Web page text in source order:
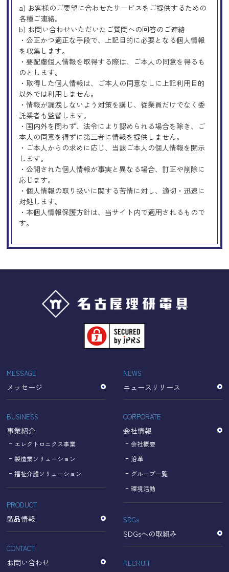
a) お客様のご要望に合わせたサービスをご提供するための
各種ご連絡。
b) お問い合わせいただいたご質問への回答のご連絡
・公正かつ適正な手段で、上記目的に必要となる個人情報
を収集します。
・要配慮個人情報を取得する際は、ご本人の同意を得るも
のとします。
・取得した個人情報は、ご本人の同意なしに上記利用目的
以外では利用しません。
・情報が漏洩しないよう対策を講じ、従業員だけでなく委
託業者も監督します。
・国内外を問わず、法令により認められる場合を除き、ご
本人の同意を得ずに第三者に情報を提供しません。
・ご本人からの求めに応じ、当該ご本人の個人情報を開示
します。
・公開された個人情報が事実と異なる場合、訂正や削除に
応じます。
・個人情報の取り扱いに関する苦情に対し、適切・迅速に
対処します。
・本個人情報保護方針は、当サイト内で適用されるもので
す。
Googleアナリティクスの使用につい
当サイトでは、より良いサービスの提供、またユーザビリ
ティの向上のため、Googleアナリティクスを使用し、当サ
イトの利用状況などのデータ収集及び解析を行っておりま
す。その際、「Cookie」を通じて、Googleがお客様のIPア
ドレスなどの情報を収集する場合がありますが、
「Cookie」で収集される情報は個人を特定できるものでは
収集されたデータはGoogleのプライバシーポリシーにおい
て管理されます。
なお、当サイトのご利用をもって、上述の方法・目的にお
いてGoogle及び当サイトが行うデータ処理に関し、お客様
【Googleのプライバシーポリシー】
https://policies.google.com/privacy?hl=ja
https://policies.google.com/technologies/partner-sites?
hl=ja
個人情報に関するお問い合わせ窓口
名古屋理研電具株式会社
TEL：052-833-1248
MESSAGE
メッセージ
BUSINESS
事業紹介
エレクトロニクス事業
製造業ソリューション
福祉介護ソリューション
PRODUCT
製品情報
CONTACT
お問い合わせ
NEWS
ニュースリリース
CORPORATE
会社情報
会社概要
沿革
グループ一覧
環境活動
SDGs
SDGsへの取組み
RECRUIT